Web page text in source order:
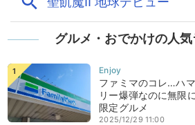
グルメ・おでかけの人
ファミマのコレ…ハ
リー爆弾なのに無限
限定グルメ
2025/12/29 11:00